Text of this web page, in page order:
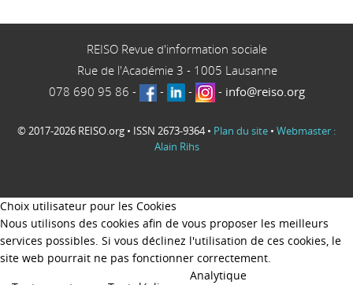
REISO Revue d'information sociale
Rue de l'Académie 3 - 1005 Lausanne
078 690 95 86 - - - - info@reiso.org
© 2017-2026 REISO.org • ISSN 2673-9364 • Plan du site • Webmaster :
Alain Rihs
Choix utilisateur pour les Cookies
Nous utilisons des cookies afin de vous proposer les meilleurs
services possibles. Si vous déclinez l'utilisation de ces cookies, le
site web pourrait ne pas fonctionner correctement.
Analytique